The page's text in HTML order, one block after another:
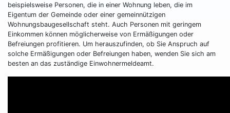
beispielsweise Personen, die in einer Wohnung leben, die im
Eigentum der Gemeinde oder einer gemeinnützigen
Wohnungsbaugesellschaft steht. Auch Personen mit geringem
Einkommen können möglicherweise von Ermäßigungen oder
Befreiungen profitieren. Um herauszufinden, ob Sie Anspruch auf
solche Ermäßigungen oder Befreiungen haben, wenden Sie sich am
besten an das zuständige Einwohnermeldeamt.